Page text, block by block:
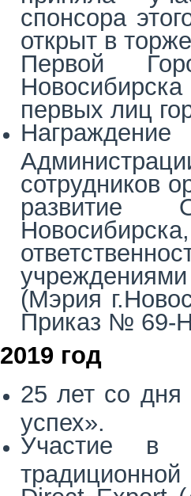
спонсора
открыт в
Первой
первых лиц
сотрудников
развитие
(Мэрия
Приказ № 69-Н
2019 год
25 лет со дня
успех».
Участие в